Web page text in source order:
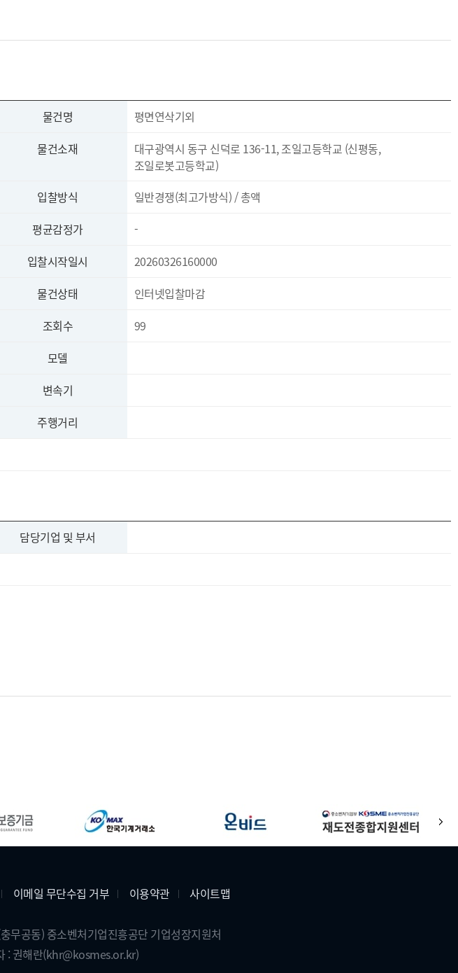
물건명
평면연삭기외
물건소재
대구광역시 동구 신덕로 136-11, 조일고등학교 (신평동,
조일로봇고등학교)
입찰방식
일반경쟁(최고가방식) / 총액
평균감정가
-
입찰시작일시
20260326160000
물건상태
인터넷입찰마감
조회수
99
모델
변속기
주행거리
담당기업 및 부서
다
음
이메일 무단수집 거부 이용약관 사이트맵
무공동) 중소벤처기업진흥공단 기업성장지원처
: 권해란(khr@kosmes.or.kr)